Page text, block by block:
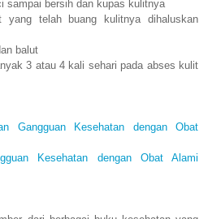
sampai bersih dan kupas kulitnya
telah buang kulitnya dihaluskan
balut
3 atau 4 kali sehari pada abses kulit
Gangguan Kesehatan dengan Obat
Kesehatan dengan Obat Alami